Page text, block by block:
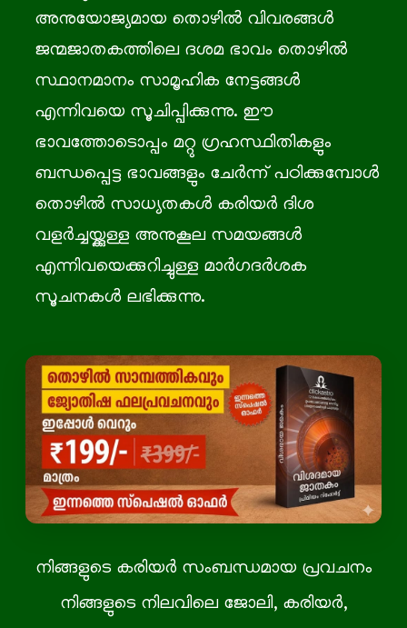
അനുയോജ്യമായ തൊഴില്‍ വിവരങ്ങള്‍
ജന്മജാതകത്തിലെ ദശമ ഭാവം തൊഴിൽ
സ്ഥാനമാനം സാമൂഹിക നേട്ടങ്ങൾ
എന്നിവയെ സൂചിപ്പിക്കുന്നു. ഈ
ഭാവത്തോടൊപ്പം മറ്റു ഗ്രഹസ്ഥിതികളും
ബന്ധപ്പെട്ട ഭാവങ്ങളും ചേർന്ന് പഠിക്കുമ്പോൾ
തൊഴിൽ സാധ്യതകൾ കരിയർ ദിശ
വളർച്ചയ്ക്കുള്ള അനുകൂല സമയങ്ങൾ
എന്നിവയെക്കുറിച്ചുള്ള മാർഗദർശക
സൂചനകൾ ലഭിക്കുന്നു.
നിങ്ങളുടെ കരിയര്‍ സംബന്ധമായ പ്രവചനം
നിങ്ങളുടെ നിലവിലെ ജോലി, കരിയര്‍,